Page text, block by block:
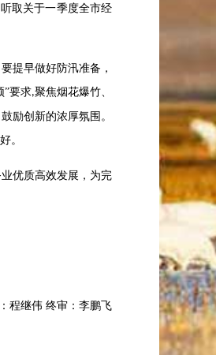
取关于一季度全市经
提早做好防汛准备，
”要求,聚焦烟花爆竹、
励创新的浓厚氛围。
。
优质高效发展，为完
程继伟 终审 ： 李鹏飞